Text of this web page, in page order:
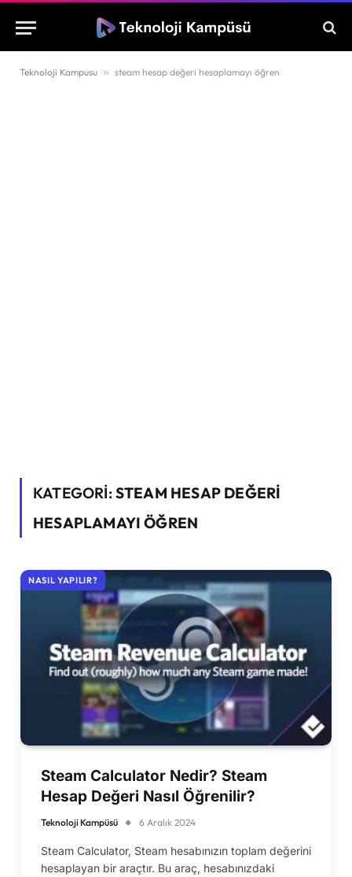
Teknoloji Kampusu » steam hesap değeri hesaplamayı öğren
KATEGORİ:STEAM HESAP DEĞERI
HESAPLAMAYI ÖĞREN
NASIL YAPILIR?
Steam Calculator Nedir? Steam
Hesap Değeri Nasıl Öğrenilir?
Teknoloji Kampüsü 6 Aralık 2024
Steam Calculator, Steam hesabınızın toplam değerini
hesaplayan bir araçtır. Bu araç, hesabınızdaki